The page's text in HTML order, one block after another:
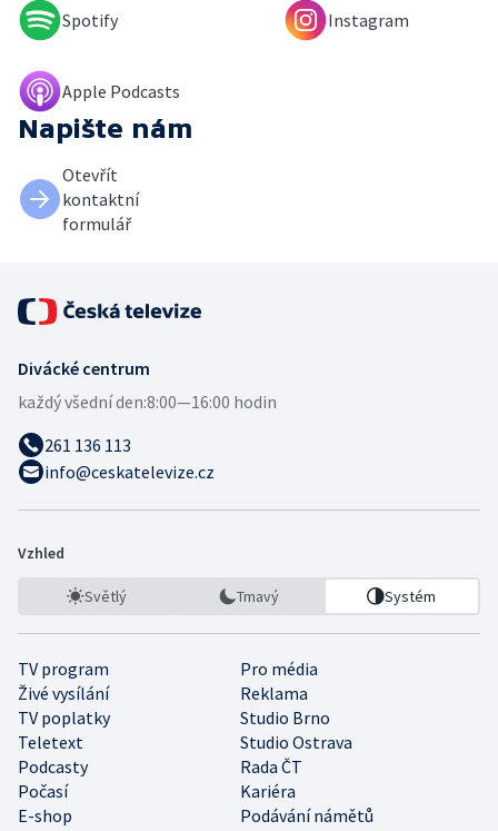
Spotify Instagram
Apple Podcasts
Napište nám
Otevřít
kontaktní
formulář
Divácké centrum
každý všední den:8:00—16:00 hodin
261 136 113
info@ceskatelevize.cz
Vzhled
Světlý Tmavý Systém
TV program
Pro média
Živé vysílání
Reklama
TV poplatky
Studio Brno
Teletext
Studio Ostrava
Podcasty
Rada ČT
Počasí
Kariéra
E-shop
Podávání námětů